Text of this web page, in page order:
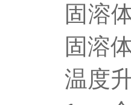
固溶
固溶
温度